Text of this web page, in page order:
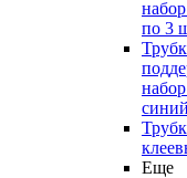
по 3
Еще